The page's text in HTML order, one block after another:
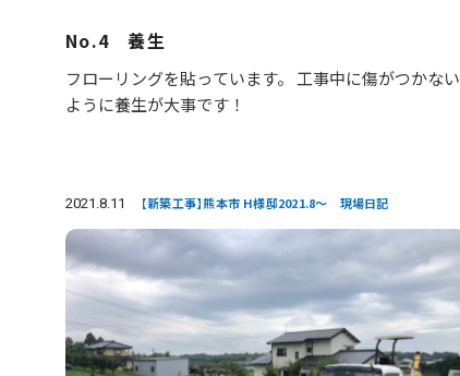
No.4 養生
フローリングを貼っています。 工事中に傷がつかない
ように養生が大事です！
2021.8.11 【新築工事】熊本市 H様邸2021.8～ 現場日記